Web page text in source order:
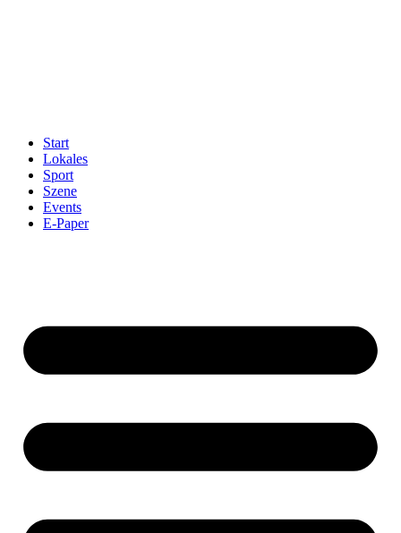
Start
Lokales
Sport
Szene
Events
E-Paper